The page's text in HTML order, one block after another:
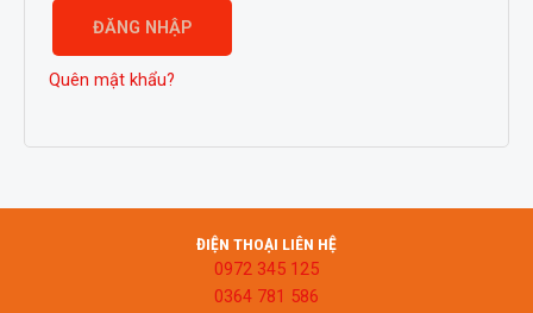
ĐĂNG NHẬP
Quên mật khẩu?
ĐIỆN THOẠI LIÊN HỆ
0972 345 125
0364 781 586